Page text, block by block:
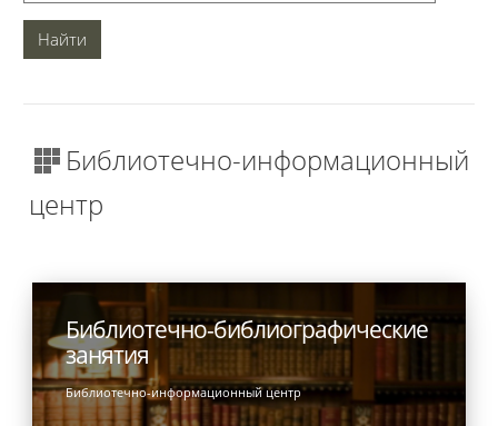
Библиотечно-информационный
центр
Библиотечно-библиографические
занятия
Библиотечно-информационный центр